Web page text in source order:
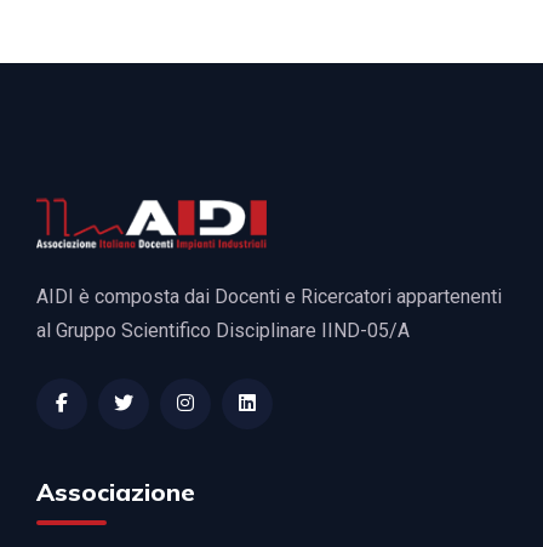
AIDI è composta dai Docenti e Ricercatori appartenenti
al Gruppo Scientifico Disciplinare IIND-05/A
Associazione